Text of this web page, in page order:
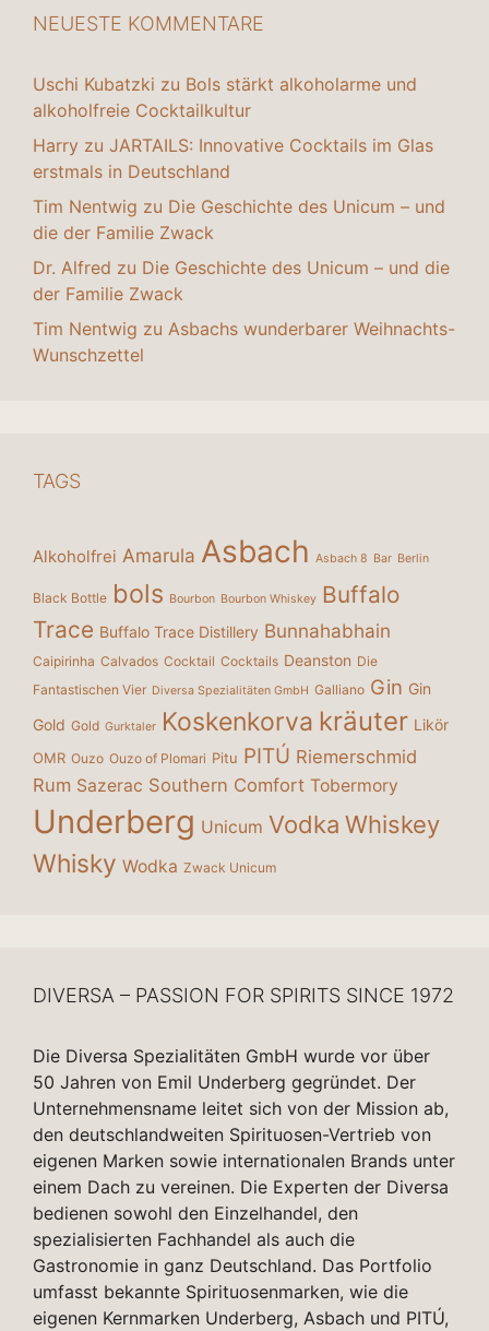
NEUESTE KOMMENTARE
Uschi Kubatzki zu Bols stärkt alkoholarme und
alkoholfreie Cocktailkultur
Harry zu JARTAILS: Innovative Cocktails im Glas
erstmals in Deutschland
Tim Nentwig zu Die Geschichte des Unicum – und
die der Familie Zwack
Dr. Alfred zu Die Geschichte des Unicum – und die
der Familie Zwack
Tim Nentwig zu Asbachs wunderbarer Weihnachts-
Wunschzettel
TAGS
Alkoholfrei Amarula Asbach Asbach 8 Bar Berlin
Black Bottle bols Bourbon Bourbon Whiskey Buffalo
Trace Buffalo Trace Distillery Bunnahabhain
Caipirinha Calvados Cocktail Cocktails Deanston Die
Fantastischen Vier Diversa Spezialitäten GmbH Galliano Gin Gin
Gold Gold Gurktaler Koskenkorva kräuter Likör
OMR Ouzo Ouzo of Plomari Pitu PITÚ Riemerschmid
Rum Sazerac Southern Comfort Tobermory
Underberg Unicum Vodka Whiskey
Whisky Wodka Zwack Unicum
DIVERSA – PASSION FOR SPIRITS SINCE 1972
Die Diversa Spezialitäten GmbH wurde vor über
50 Jahren von Emil Underberg gegründet. Der
Unternehmensname leitet sich von der Mission ab,
den deutschlandweiten Spirituosen-Vertrieb von
eigenen Marken sowie internationalen Brands unter
einem Dach zu vereinen. Die Experten der Diversa
bedienen sowohl den Einzelhandel, den
spezialisierten Fachhandel als auch die
Gastronomie in ganz Deutschland. Das Portfolio
umfasst bekannte Spirituosenmarken, wie die
eigenen Kernmarken Underberg, Asbach und PITÚ,